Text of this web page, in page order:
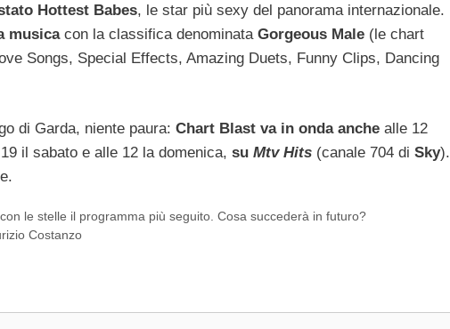
Hottest Babes, le star più sexy del panorama internazionale.
musicacon la classifica denominata Gorgeous Male (le chart
Songs, Special Effects, Amazing Duets, Funny Clips, Dancing
di Garda, niente paura: Chart Blast va in onda anche alle 12
il sabato e alle 12 la domenica, su Mtv Hits (canale 704 di Sky).
le stelle il programma più seguito. Cosa succederà in futuro?
Costanzo